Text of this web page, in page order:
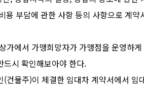
용 부담에 관한 사항 등의 사항으로 계
에서 가맹희망자가 가맹점을 운영하
드시 확인해보아야 한다.
(건물주)이 체결한 임대차 계약서에서